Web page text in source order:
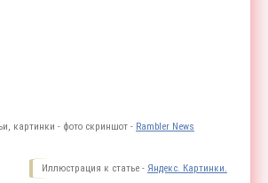
картинки - фото скриншот - Rambler News
Иллюстрация к статье - Яндекс. Картинки.